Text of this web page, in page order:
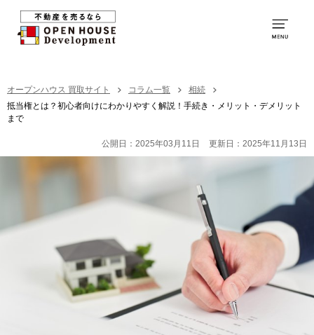
0120-250-094
営業時間：9:00～20:00
お取引の流れ
社員紹介
買取の事例
オープンハウス 買取サイト コラム一覧
相続
抵当権とは？初心者向けにわかりやすく解説！手続き・メリット・デメリット
まで
公開日：2025年03月11日 更新日：2025年11月13日